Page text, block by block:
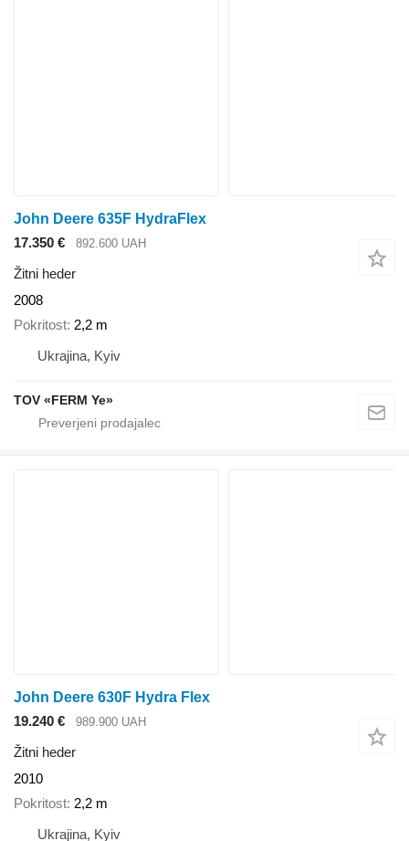
John Deere 635F HydraFlex
17.350 €
892.600 UAH
Žitni heder
2008
Pokritost 2,2 m
Ukrajina, Kyiv
TOV «FERM Ye»
John Deere 630F Hydra Flex
19.240 €
989.900 UAH
Žitni heder
2010
Pokritost 2,2 m
Ukrajina, Kyiv